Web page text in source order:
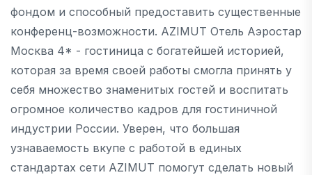
фондом и способный предоставить существенные
конференц-возможности. AZIMUT Отель Аэростар
Москва 4* - гостиница с богатейшей историей,
которая за время своей работы смогла принять у
себя множество знаменитых гостей и воспитать
огромное количество кадров для гостиничной
индустрии России. Уверен, что большая
узнаваемость вкупе с работой в единых
стандартах сети AZIMUT помогут сделать новый